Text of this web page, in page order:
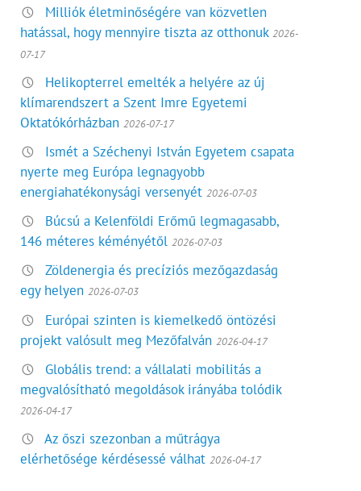
Milliók életminőségére van közvetlen
hatással, hogy mennyire tiszta az otthonuk 2026-
07-17
Helikopterrel emelték a helyére az új
klímarendszert a Szent Imre Egyetemi
Oktatókórházban 2026-07-17
Ismét a Széchenyi István Egyetem csapata
nyerte meg Európa legnagyobb
energiahatékonysági versenyét 2026-07-03
Búcsú a Kelenföldi Erőmű legmagasabb,
146 méteres kéményétől 2026-07-03
Zöldenergia és precíziós mezőgazdaság
egy helyen 2026-07-03
Európai szinten is kiemelkedő öntözési
projekt valósult meg Mezőfalván 2026-04-17
Globális trend: a vállalati mobilitás a
megvalósítható megoldások irányába tolódik
2026-04-17
Az őszi szezonban a műtrágya
elérhetősége kérdésessé válhat 2026-04-17